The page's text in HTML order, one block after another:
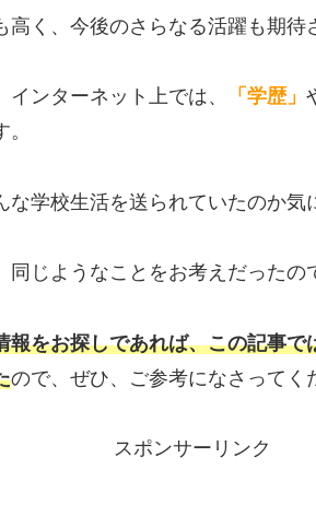
く、今後のさらなる活躍も期待
ンターネット上では、 「学歴」
な学校生活を送られていたのか気
同じようなことをお考えだったの
報をお探しであれば、この記事
ので、ぜひ、ご参考になさってく
スポンサーリンク